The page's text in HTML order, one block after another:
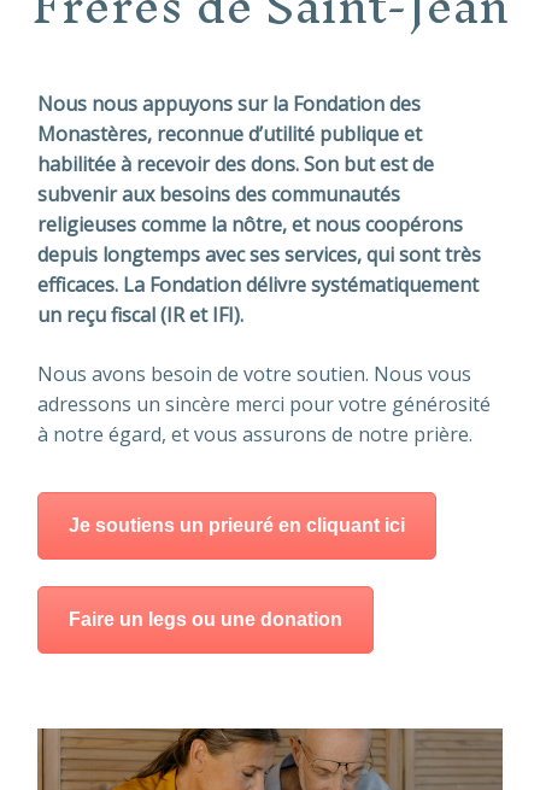
Nous nous appuyons sur la Fondation des
Monastères, reconnue d’utilité publique et
habilitée à recevoir des dons. Son but est de
subvenir aux besoins des communautés
religieuses comme la nôtre, et nous coopérons
depuis longtemps avec ses services, qui sont très
efficaces. La Fondation délivre systématiquement
un reçu fiscal (IR et IFI).
Nous avons besoin de votre soutien. Nous vous
adressons un sincère merci pour votre générosité
à notre égard, et vous assurons de notre prière.
Je soutiens un prieuré en cliquant ici
Faire un legs ou une donation